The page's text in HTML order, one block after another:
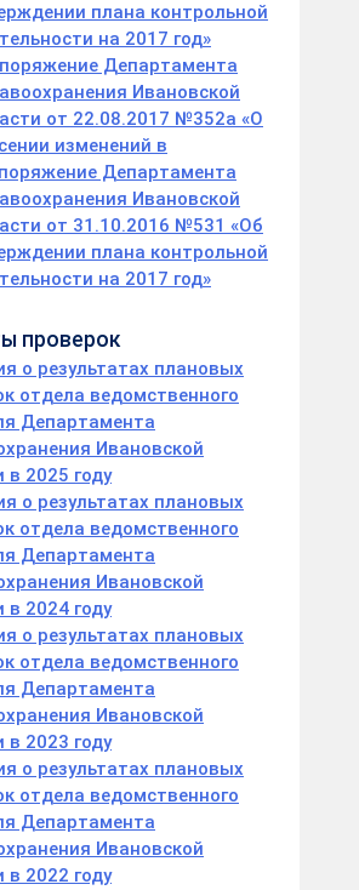
плана контрольной
на 2017 год»
Департамента
Ивановской
от 22.08.2017 №352а «О
изменений в
Департамента
Ивановской
от 31.10.2016 №531 «Об
плана контрольной
на 2017 год»
проверок
о результатах плановых
отдела ведомственного
Департамента
Ивановской
в 2025 году
о результатах плановых
отдела ведомственного
Департамента
Ивановской
в 2024 году
о результатах плановых
отдела ведомственного
Департамента
Ивановской
в 2023 году
о результатах плановых
отдела ведомственного
Департамента
Ивановской
в 2022 году